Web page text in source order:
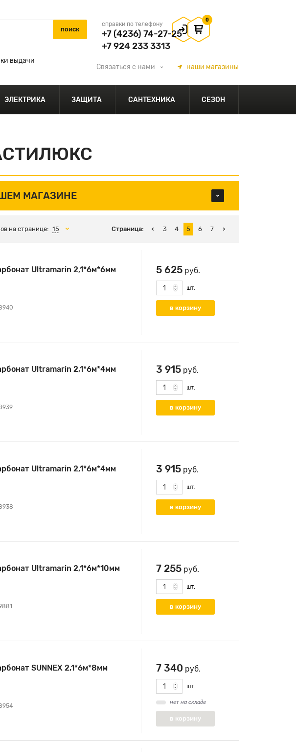
справки по телефону
+7 (4236) 74-27-25
+7 924 233 3313
0
выдачи
Связаться с нами наши магазины
ЭЛЕКТРИКА ЗАЩИТА САНТЕХНИКА СЕЗОН
МАГАЗИНЕ
на странице: 15 Страница: 3 4 5 6 7
Ultramarin 2,1*6м*6мм
5 625 руб.
шт.
Ultramarin 2,1*6м*4мм
3 915 руб.
шт.
Ultramarin 2,1*6м*4мм
3 915 руб.
шт.
Ultramarin 2,1*6м*10мм
7 255 руб.
шт.
SUNNEX 2,1*6м*8мм
7 340 руб.
шт.
нет на складе